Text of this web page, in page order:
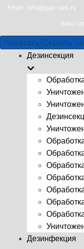
Email: info@gup-ses.ru
Ваш
Показать/Скрыть
Дезинсекция
Дезинфекция